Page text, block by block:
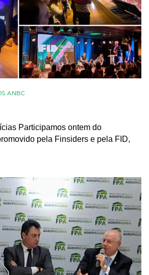
ANBC
Participamos ontem do
pela Finsiders e pela FID,